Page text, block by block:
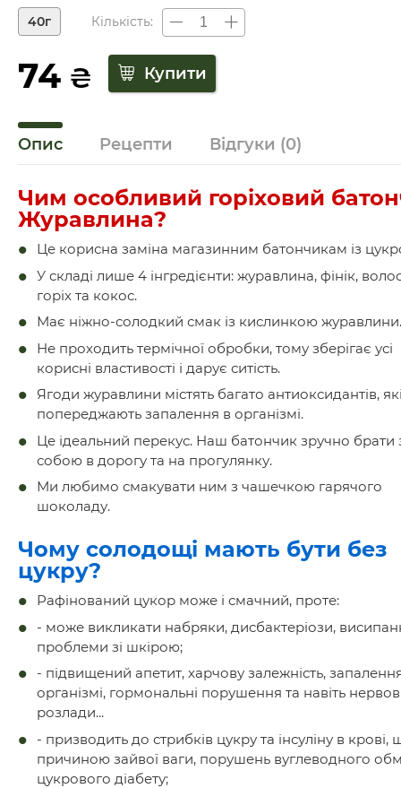
40г Кількість:
74 ₴
Опис Рецепти Відгуки (0)
Чим особливий горіховий
Журавлина?
Це корисна заміна магазинним батончикам із
У складі лише 4 інгредієнти: журавлина, фінік,
горіх та кокос.
Має ніжно-солодкий смак із кислинкою журавлини.
Не проходить термічної обробки, тому зберігає усі
корисні властивості і дарує ситість.
Ягоди журавлини містять багато антиоксидантів,
попереджають запалення в організмі.
Це ідеальний перекус. Наш батончик зручно брати
собою в дорогу та на прогулянку.
Ми любимо смакувати ним з чашечкою гарячого
шоколаду.
Чому солодощі мають бути без
цукру?
Рафінований цукор може і смачний, проте:
- може викликати набряки, дисбактеріози,
проблеми зі шкірою;
- підвищений апетит, харчову залежність,
організмі, гормональні порушення та навіть
розлади...
- призводить до стрибків цукру та інсуліну в крові,
причиною зайвої ваги, порушень вуглеводного
цукрового діабету;